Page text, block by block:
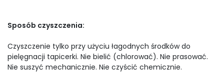
Sposób czyszczenia:
Czyszczenie tylko przy użyciu łagodnych środków do
pielęgnacji tapicerki. Nie bielić (chlorować). Nie prasować.
Nie suszyć mechanicznie. Nie czyścić chemicznie.